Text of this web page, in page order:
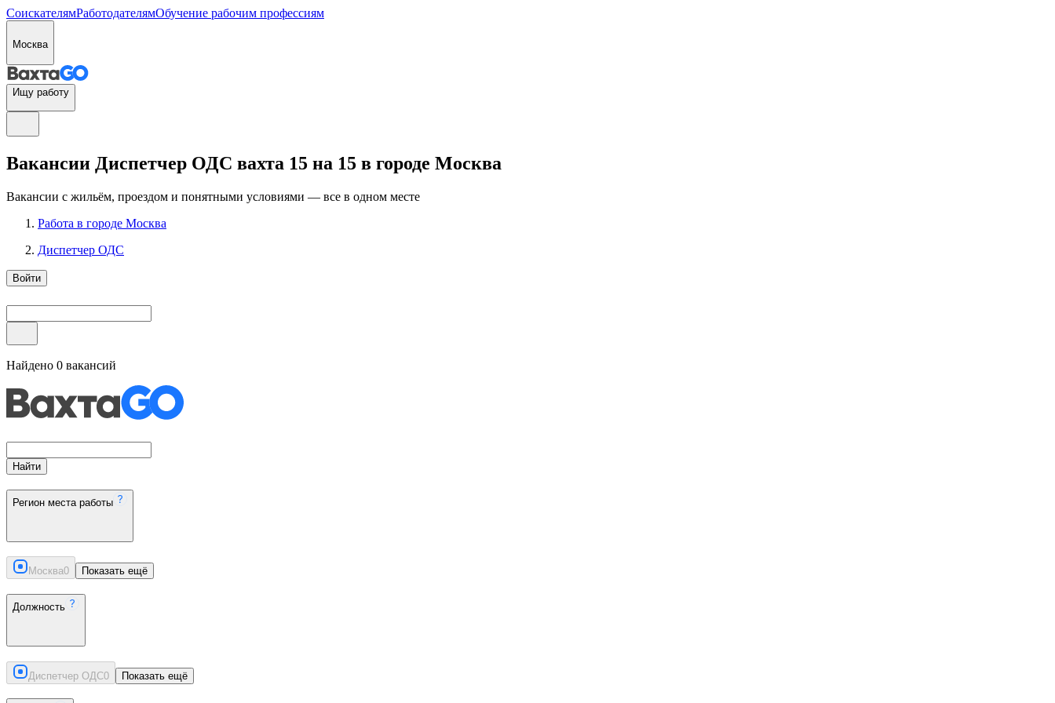
СоискателямРаботодателямОбучение рабочим профессиям
Москва
Ищу работу
Вакансии Диспетчер ОДС вахта 15 на 15 в городе Москва
Вакансии с жильём, проездом и понятными условиями — все в одном месте
Работа в городе Москва
Диспетчер ОДС
Войти
Найдено 0 вакансий
Найти
Регион места работы
Москва0 Показать ещё
Должность
Диспетчер ОДС0 Показать ещё